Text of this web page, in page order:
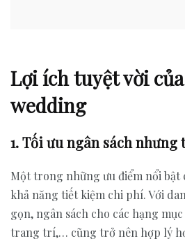
Lợi ích tuyệt vời
wedding
1. Tối ưu ngân sách nhưng
Một trong những ưu điểm nổi bật
khả năng tiết kiệm chi phí. Với
gọn, ngân sách cho các hạng
trang trí,… cũng trở nên hợp lý